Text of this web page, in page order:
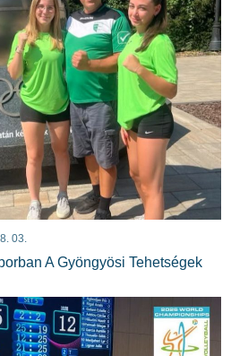
03.
A Gyöngyösi Tehetségek